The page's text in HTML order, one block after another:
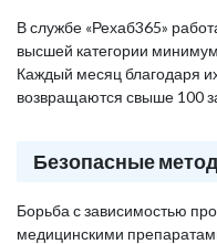
В службе «Рехаб365»
высшей категории
Каждый месяц благодаря
возвращаются свыше 100
Безопасные
Борьба с зависимостью
медицинскими